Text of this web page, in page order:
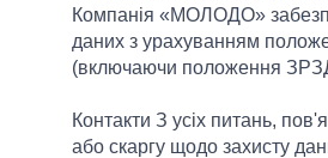
Компанія «МОЛОДО»
даних з урахуванням
(включаючи положення
Контакти З усіх питань,
або скаргу щодо захисту